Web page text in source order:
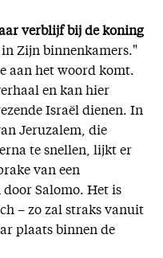
verblijf bij de koning
Zijn binnenkamers."
aan het woord komt.
en kan hier
Israël dienen. In
Jeruzalem, die
te snellen, lijkt er
van een
Salomo. Het is
– zo zal straks vanuit
plaats binnen de